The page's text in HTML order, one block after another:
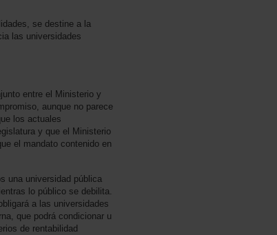
se destine a la
las universidades
entre el Ministerio y
aunque no parece
los actuales
y que el Ministerio
el mandato contenido en
una universidad pública
lo público se debilita.
a las universidades
que podrá condicionar u
de rentabilidad